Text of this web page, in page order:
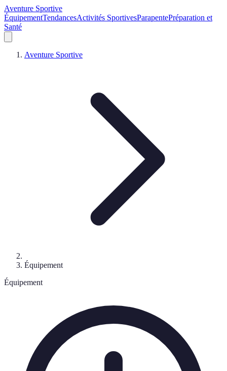
Aventure Sportive
ÉquipementTendancesActivités SportivesParapentePréparation et
Santé
Aventure Sportive
Équipement
Équipement